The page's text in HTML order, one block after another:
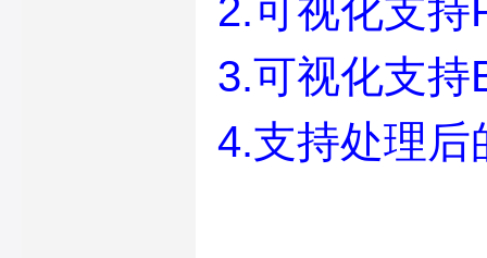
2.可视化支持
3.可视化支持
4.支持处理后